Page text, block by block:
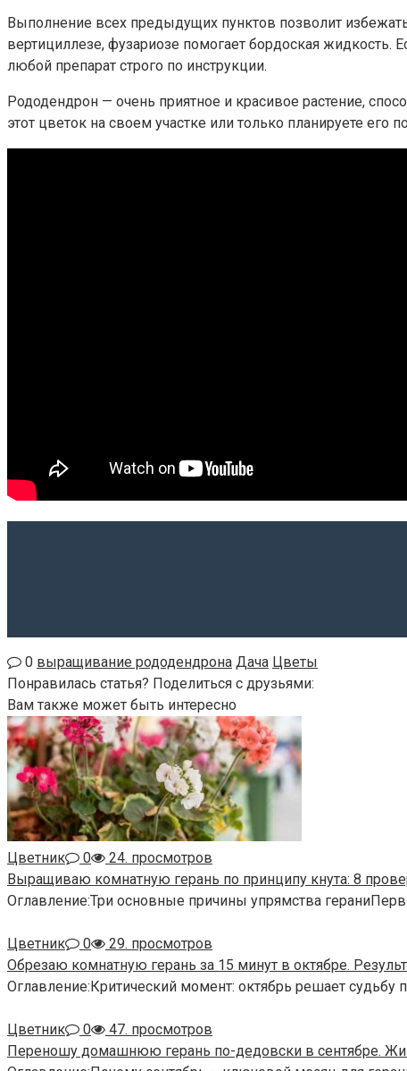
Выполнение всех предыдущих пунктов позволит
вертициллезе, фузариозе помогает бордоская жидкость.
любой препарат строго по инструкции.
Рододендрон — очень приятное и красивое растение,
этот цветок на своем участке или только планируете
0 выращивание рододендрона Дача Цветы
Понравилась статья? Поделиться с друзьями:
Вам также может быть интересно
Цветник 0
24. просмотров
Выращиваю комнатную герань по принципу кнута: 8
Оглавление:Три основные причины упрямства
Цветник 0
29. просмотров
Обрезаю комнатную герань за 15 минут в октябре.
Оглавление:Критический момент: октябрь решает судьбу
Цветник 0
47. просмотров
Переношу домашнюю герань по-дедовски в сентябре.